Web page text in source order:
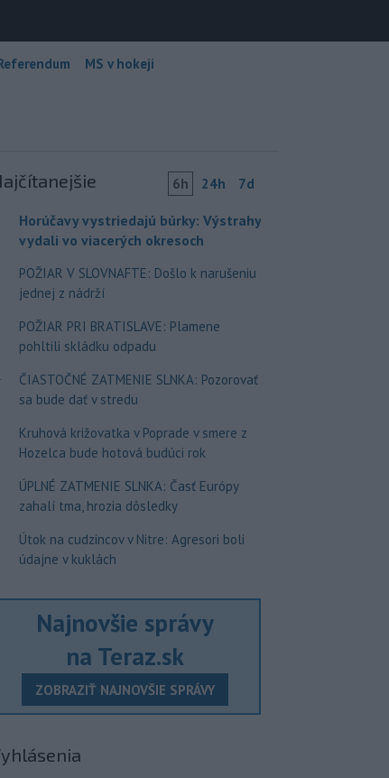
MS v hokeji
6h 24h 7d
Horúčavy vystriedajú búrky: Výstrahy
vydali vo viacerých okresoch
POŽIAR V SLOVNAFTE: Došlo k narušeniu
jednej z nádrží
POŽIAR PRI BRATISLAVE: Plamene
pohltili skládku odpadu
ČIASTOČNÉ ZATMENIE SLNKA: Pozorovať
sa bude dať v stredu
Kruhová križovatka v Poprade v smere z
Hozelca bude hotová budúci rok
ÚPLNÉ ZATMENIE SLNKA: Časť Európy
zahalí tma, hrozia dôsledky
Útok na cudzincov v Nitre: Agresori boli
údajne v kuklách
Najnovšie správy
na Teraz.sk
ZOBRAZIŤ NAJNOVŠIE SPRÁVY